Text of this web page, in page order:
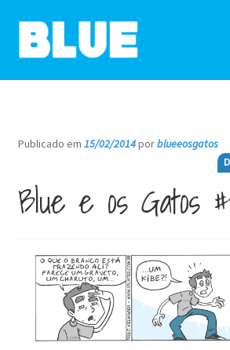
Pular
para
Pular
para
TIRINHAS
SOBRE
LOJA
CONTATO
Publicado em 15/02/2014porblueeosgatos
Blue e os Gatos